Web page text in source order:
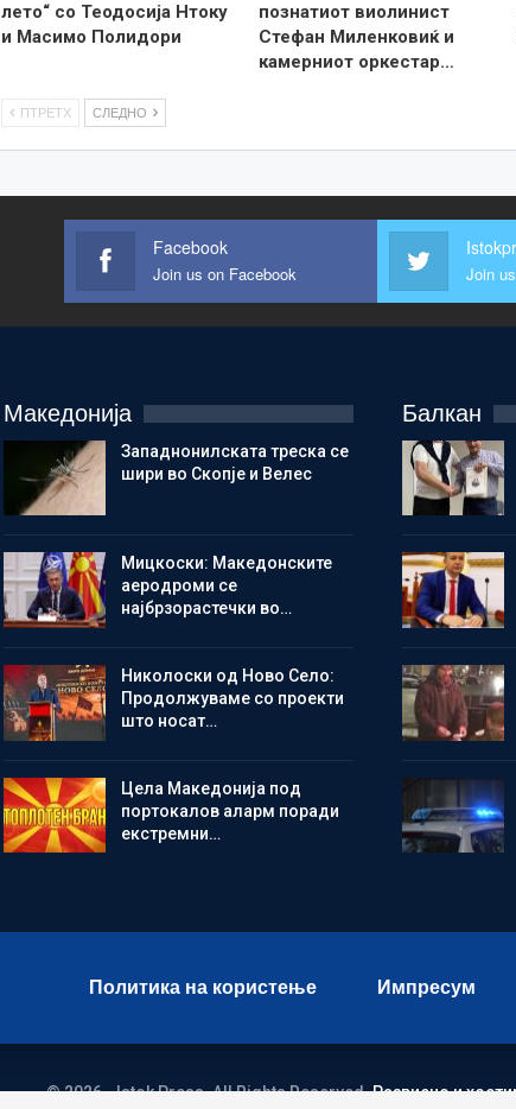
лето“ со Теодосија Нтоку
и Масимо Полидори
познатиот виолинист
Стефан Миленковиќ и
камерниот оркестар…
ПТРЕТХ СЛЕДНО
Facebook
Join us on Facebook Join
Македонија
Западнонилската треска се
шири во Скопје и Велес
Мицкоски: Македонските
аеродроми се
најбрзорастечки во…
Николоски од Ново Село:
Продолжуваме со проекти
што носат…
Цела Македонија под
портокалов аларм поради
екстремни…
Балкан
Политика на користење Импресум
© 2026 - Istok Press. All Rights Reserved.Развиено и